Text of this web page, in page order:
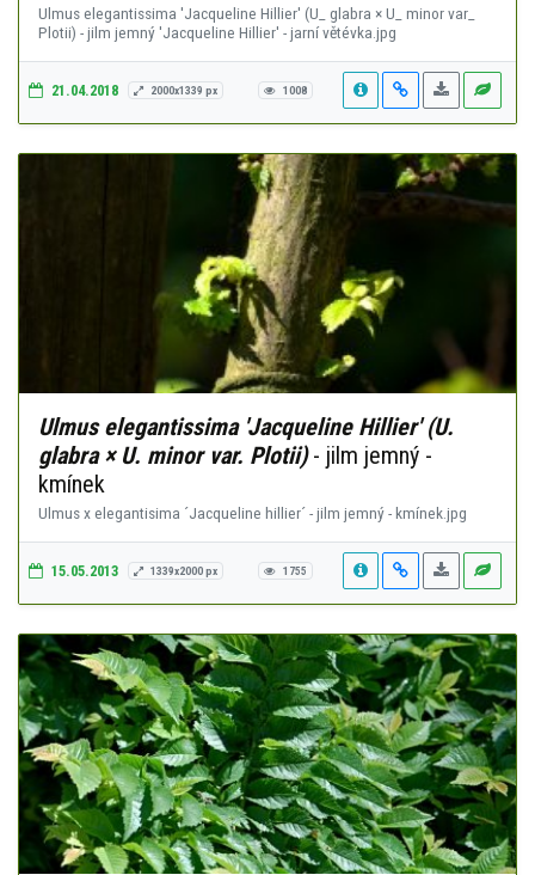
Ulmus elegantissima 'Jacqueline Hillier' (U_ glabra × U_ minor var_
Plotii) - jilm jemný 'Jacqueline Hillier' - jarní větévka.jpg
21.04.2018 2000x1339 px 1008
Ulmus elegantissima 'Jacqueline Hillier' (U.
glabra × U. minor var. Plotii)- jilm jemný -
kmínek
Ulmus x elegantisima ´Jacqueline hillier´ - jilm jemný - kmínek.jpg
15.05.2013 1339x2000 px 1755